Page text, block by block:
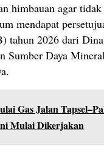
himbauan agar
mendapat
tahun 2026 dari
Sumber Daya
Gas Jalan
Mulai Dikerjakan